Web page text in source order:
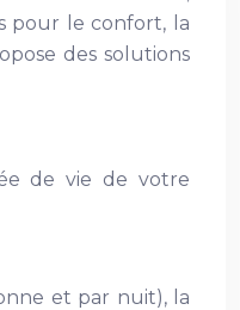
pour le confort, la
des solutions
de vie de votre
et par nuit), la